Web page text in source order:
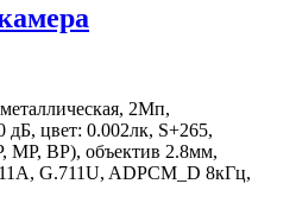
2Мп,
дБ, цвет: 0.002лк, S+265,
MP, BP), объектив 2.8мм,
G.711U, ADPCM_D 8кГц,